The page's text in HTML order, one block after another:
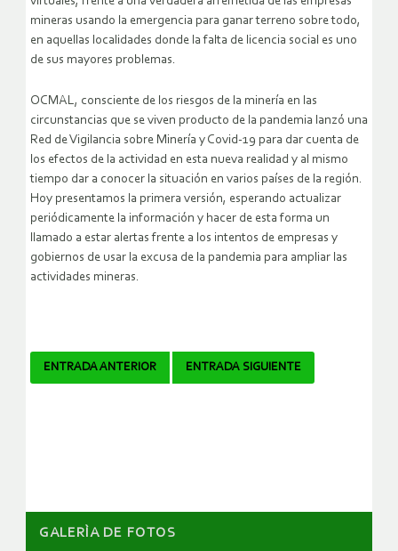
mineras usando la emergencia para ganar terreno sobre todo,
en aquellas localidades donde la falta de licencia social es uno
de sus mayores problemas.
OCMAL, consciente de los riesgos de la minería en las
circunstancias que se viven producto de la pandemia lanzó una
Red de Vigilancia sobre Minería y Covid-19 para dar cuenta de
los efectos de la actividad en esta nueva realidad y al mismo
tiempo dar a conocer la situación en varios países de la región.
Hoy presentamos la primera versión, esperando actualizar
periódicamente la información y hacer de esta forma un
llamado a estar alertas frente a los intentos de empresas y
gobiernos de usar la excusa de la pandemia para ampliar las
actividades mineras.
Navegador
ENTRADA ANTERIOR ENTRADA SIGUIENTE
GALERÌA DE FOTOS